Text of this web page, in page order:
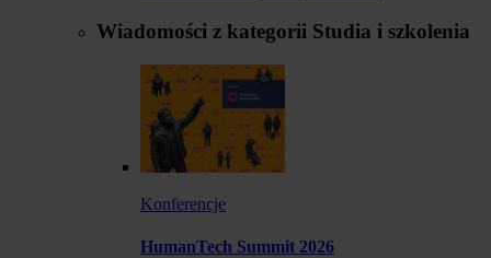
Wiadomości z kategorii Studia i szkolenia
Konferencje
HumanTech Summit 2026